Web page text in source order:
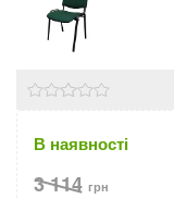
В наявності
3 114 грн